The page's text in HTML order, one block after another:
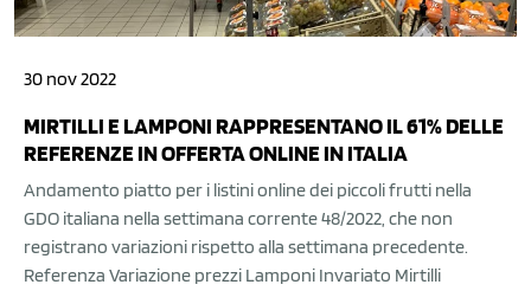
30 nov 2022
MIRTILLI E LAMPONI RAPPRESENTANO IL 61% DELLE
REFERENZE IN OFFERTA ONLINE IN ITALIA
Andamento piatto per i listini online dei piccoli frutti nella
GDO italiana nella settimana corrente 48/2022, che non
registrano variazioni rispetto alla settimana precedente.
Referenza Variazione prezzi Lamponi Invariato Mirtilli